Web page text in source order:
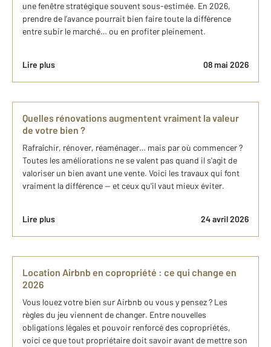
une fenêtre stratégique souvent sous-estimée. En 2026,
prendre de l’avance pourrait bien faire toute la différence
entre subir le marché… ou en profiter pleinement.
Lire plus 08 mai 2026
Quelles rénovations augmentent vraiment la valeur
de votre bien ?
Rafraîchir, rénover, réaménager… mais par où commencer ?
Toutes les améliorations ne se valent pas quand il s'agit de
valoriser un bien avant une vente. Voici les travaux qui font
vraiment la différence — et ceux qu'il vaut mieux éviter.
Lire plus 24 avril 2026
Location Airbnb en copropriété : ce qui change en
2026
Vous louez votre bien sur Airbnb ou vous y pensez ? Les
règles du jeu viennent de changer. Entre nouvelles
obligations légales et pouvoir renforcé des copropriétés,
voici ce que tout propriétaire doit savoir avant de mettre son